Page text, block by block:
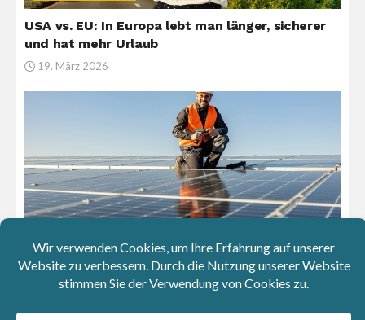
USA vs. EU: In Europa lebt man länger, sicherer
und hat mehr Urlaub
19. März 2026
Programm gegen Arbeitslosigkeit und
Fachkräftemangel: Regierung investiert 40 Mio.